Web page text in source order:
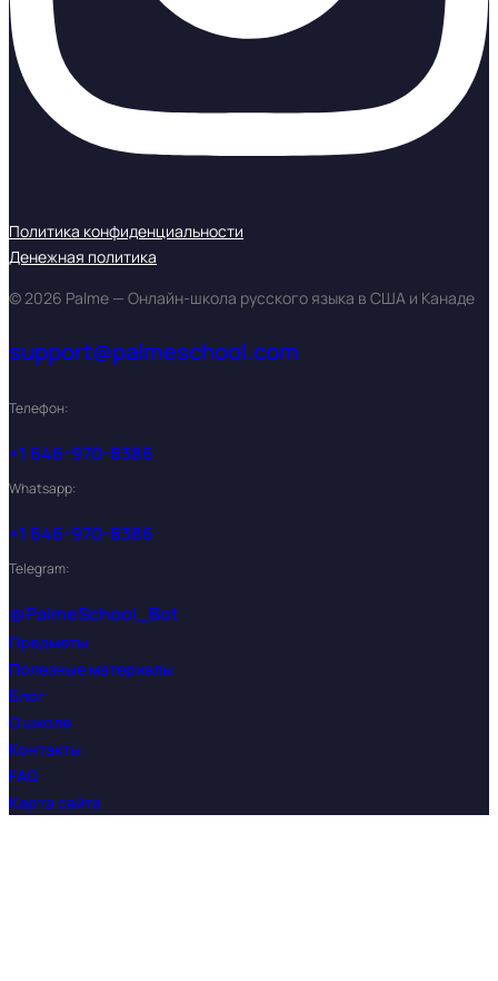
Политика конфиденциальности
Денежная политика
© 2026 Palme — Онлайн-школа русского языка в США и Канаде
support@palmeschool.com
Телефон:
+1 646-970-8386
Whatsapp:
+1 646-970-8386
Telegram:
@PalmeSchool_Bot
Предметы
Полезные материалы
Блог
О школе
Контакты
FAQ
Карта сайта